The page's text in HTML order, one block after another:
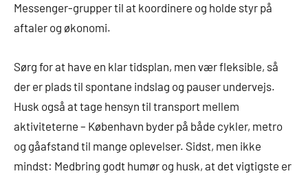
Messenger-grupper til at koordinere og holde styr på
aftaler og økonomi.
Sørg for at have en klar tidsplan, men vær fleksible, så
der er plads til spontane indslag og pauser undervejs.
Husk også at tage hensyn til transport mellem
aktiviteterne – København byder på både cykler, metro
og gåafstand til mange oplevelser. Sidst, men ikke
mindst: Medbring godt humør og husk, at det vigtigste er